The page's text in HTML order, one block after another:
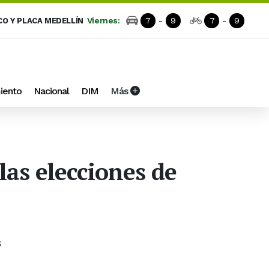
Y PLACA MEDELLÍN Viernes: 7 - 9 7 - 9
Nacional DIM Más
elecciones de